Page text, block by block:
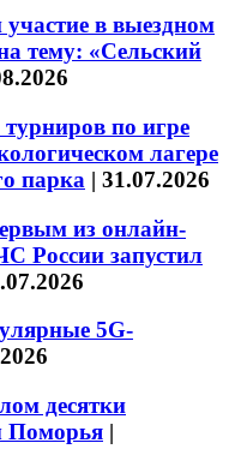
в выездном
тему: «Сельский
по игре
лагере
парка | 31.07.2026
из онлайн-
России запустил
5G-
десятки
Поморья |